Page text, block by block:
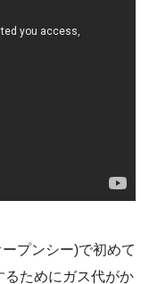
プンシー)で初めて
るためにガス代がか